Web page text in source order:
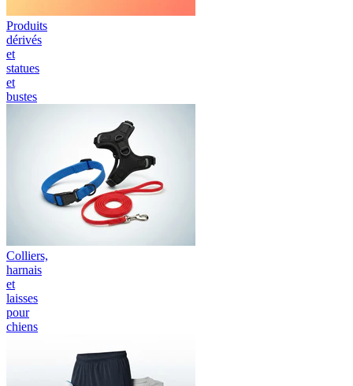
Produits
dérivés
et
statues
et
bustes
Colliers,
harnais
et
laisses
pour
chiens